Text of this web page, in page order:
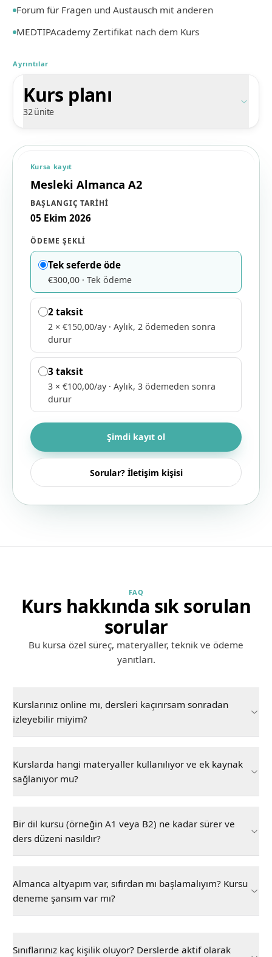
Forum für Fragen und Austausch mit anderen
MEDTIPAcademy Zertifikat nach dem Kurs
Ayrıntılar
Kurs planı
32 ünite
Kursa kayıt
Mesleki Almanca A2
BAŞLANGIÇ TARIHI
05 Ekim 2026
ÖDEME ŞEKLI
Tek seferde öde
€300,00· Tek ödeme
2 taksit
2 × €150,00/ay· Aylık, 2 ödemeden sonra
durur
3 taksit
3 × €100,00/ay· Aylık, 3 ödemeden sonra
durur
Şimdi kayıt ol
Sorular? İletişim kişisi
FAQ
Kurs hakkında sık sorulan
sorular
Bu kursa özel süreç, materyaller, teknik ve ödeme
yanıtları.
Kurslarınız online mı, dersleri kaçırırsam sonradan
izleyebilir miyim?
Kurslarda hangi materyaller kullanılıyor ve ek kaynak
sağlanıyor mu?
Bir dil kursu (örneğin A1 veya B2) ne kadar sürer ve
ders düzeni nasıldır?
Almanca altyapım var, sıfırdan mı başlamalıyım? Kursu
deneme şansım var mı?
Sınıflarınız kaç kişilik oluyor? Derslerde aktif olarak